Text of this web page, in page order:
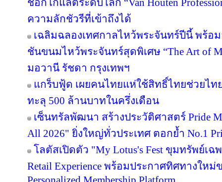
ยกับช้อปปี้: สนับสนุนการเติบโตร้านค้าไทยร
Support Program)’ อัดฉีดสิทธิประโยชน์ครบ
จากเวทีประกวดไอเดีย สู่ 10 ปี STARTUP
ใหม่สร้างอนาคตด้วยตัวเองผ่านวิทยาศาสต
ETDA ส่งท้าย AIGW 2026 เปิดเวที “AI
ภาคธนาคาร–เทคโนโลยี–ไซเบอร์ ทดสอบห
เชื่อมั่นภาคการเงิน
ทรู เปิดมุมมองใหม่ สู่การเข้าใจผู้บริโภคยุค
the AI Era” แชร์อินไซต์โลก–ไทย ชวนธุรกิจ
ใหม่อย่างมีความหมาย
KCG แท็กทีม 7-Eleven ผนึกกำลัง 6 ผู้ผลิ